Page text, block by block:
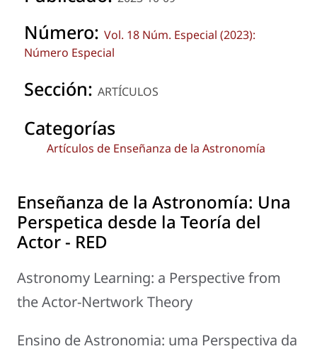
Número: Vol. 18 Núm. Especial (2023):
Número Especial
Sección: ARTÍCULOS
Categorías
Artículos de Enseñanza de la Astronomía
Enseñanza de la Astronomía: Una
Perspetica desde la Teoría del
Actor - RED
Astronomy Learning: a Perspective from
the Actor-Nertwork Theory
Ensino de Astronomia: uma Perspectiva da